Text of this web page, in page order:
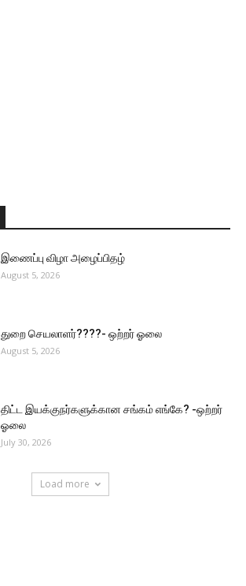
இணைப்பு விழா அழைப்பிதழ்
August 5, 2026
துறை செயலாளர்????- ஒற்றர் ஓலை
August 5, 2026
திட்ட இயக்குநர்களுக்கான சங்கம் எங்கே? -ஒற்றர்
ஓலை
July 30, 2026
Load more